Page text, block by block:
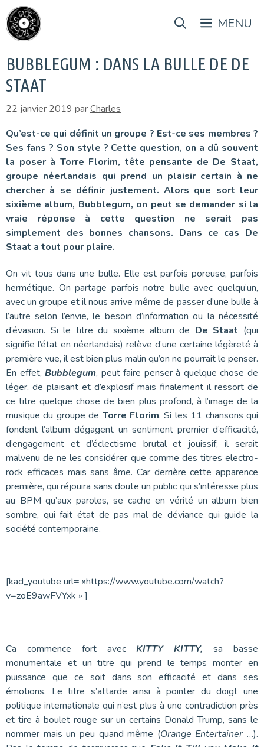
Aller
au
contenu
MENU
BUBBLEGUM : DANS LA BULLE DE DE
STAAT
22 janvier 2019 parCharles
Qu’est-ce qui définit un groupe ? Est-ce ses membres ?
Ses fans ? Son style ? Cette question, on a dû souvent
la poser à Torre Florim, tête pensante de De Staat,
groupe néerlandais qui prend un plaisir certain à ne
chercher à se définir justement. Alors que sort leur
sixième album, Bubblegum, on peut se demander si la
vraie réponse à cette question ne serait pas
simplement des bonnes chansons. Dans ce cas De
Staat a tout pour plaire.
On vit tous dans une bulle. Elle est parfois poreuse, parfois
hermétique. On partage parfois notre bulle avec quelqu’un,
avec un groupe et il nous arrive même de passer d’une bulle à
l’autre selon l’envie, le besoin d’information ou la nécessité
d’évasion. Si le titre du sixième album de De Staat (qui
signifie l’état en néerlandais) relève d’une certaine légèreté à
première vue, il est bien plus malin qu’on ne pourrait le penser.
En effet,Bubblegum, peut faire penser à quelque chose de
léger, de plaisant et d’explosif mais finalement il ressort de
ce titre quelque chose de bien plus profond, à l’image de la
musique du groupe de Torre Florim. Si les 11 chansons qui
fondent l’album dégagent un sentiment premier d’efficacité,
d’engagement et d’éclectisme brutal et jouissif, il serait
malvenu de ne les considérer que comme des titres electro-
rock efficaces mais sans âme. Car derrière cette apparence
première, qui réjouira sans doute un public qui s’intéresse plus
au BPM qu’aux paroles, se cache en vérité un album bien
sombre, qui fait état de pas mal de déviance qui guide la
société contemporaine.
[kad_youtube url= »https://www.youtube.com/watch?
v=zoE9awFVYxk » ]
Ca commence fort avecKITTY KITTY, sa basse
monumentale et un titre qui prend le temps monter en
puissance que ce soit dans son efficacité et dans ses
émotions. Le titre s’attarde ainsi à pointer du doigt une
politique internationale qui n’est plus à une contradiction près
et tire à boulet rouge sur un certains Donald Trump, sans le
nommer mais un peu quand même (Orange Entertainer …).